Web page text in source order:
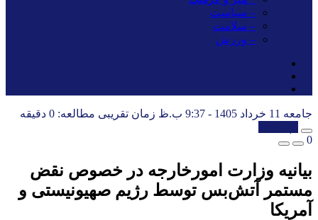
– سیاست
– سلامت
– ورزش
جامعه 11 خرداد 1405 - 9:37 ب.ظ
زمان تقریبی مطالعه: 0 دقیقه
0
بیانیه وزارت امورخارجه در خصوص نقض
مستمر آتش‌بس توسط رژیم صهیونیستی و
آمریکا